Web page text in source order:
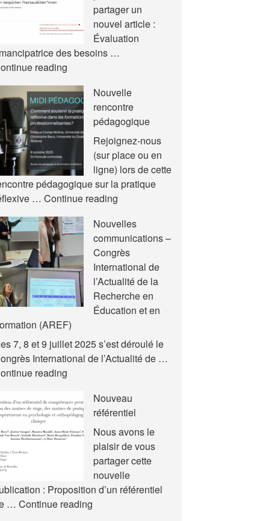
partager un
nouvel article :
Évaluation
des besoins …
reading
Nouvelle
rencontre
pédagogique
Rejoignez-nous
(sur place ou en
ligne) lors de cette
pédagogique sur la pratique
…Continue reading
pédagogique
Nouvelles
communications –
Congrès
International de
l’Actualité de la
Recherche en
Éducation et en
(AREF)
7, 8 et 9 juillet 2025 s’est déroulé le
International de l’Actualité de …
reading
–
Congrès
International
l’Actualité
la
Recherche
Nouveau
référentiel
Nous avons le
plaisir de vous
partager cette
nouvelle
: Proposition d’un référentiel
…Continue reading